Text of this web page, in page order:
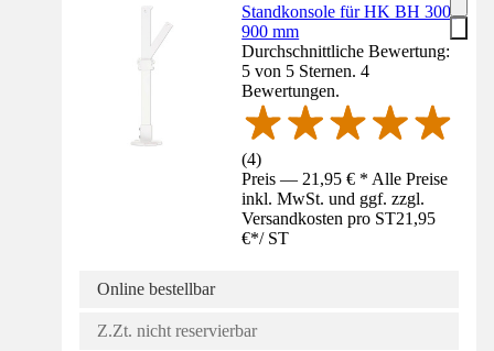
Standkonsole für HK BH 300-
900 mm
Durchschnittliche Bewertung:
5 von 5 Sternen. 4
Bewertungen.
(4)
Preis — 21,95 € * Alle Preise
inkl. MwSt. und ggf. zzgl.
Versandkosten pro ST21,95
€*/ ST
Online bestellbar
Z.Zt. nicht reservierbar